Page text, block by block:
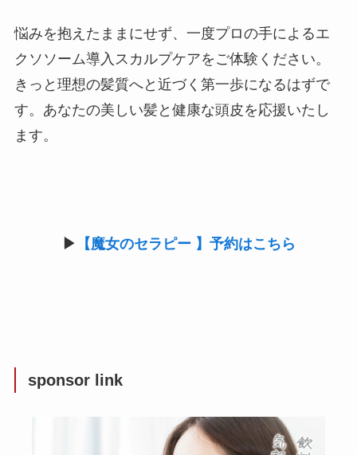
悩みを抱えたままにせず、一度プロの手によるエ
クソソーム導入スカルプケアをご体験ください。
きっと理想の髪質へと近づく第一歩になるはずで
す。あなたの美しい髪と健康な頭皮を応援いたし
ます。
▶︎ 【魔女のセラピー 】予約はこちら
sponsor link